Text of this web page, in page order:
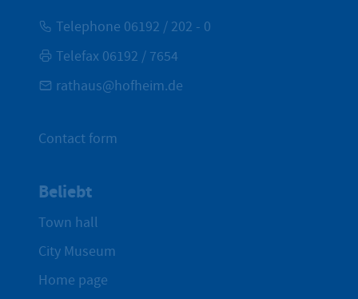
Telephone 06192 / 202 - 0
Telefax 06192 / 7654
rathaus@hofheim.de
Contact form
Beliebt
Town hall
City Museum
Home page